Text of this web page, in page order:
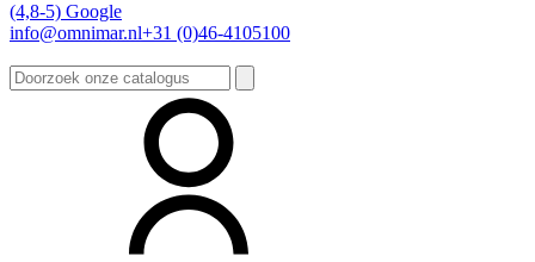
(4,8-5) Google
info@omnimar.nl+31 (0)46-4105100
Zoeken
naar: